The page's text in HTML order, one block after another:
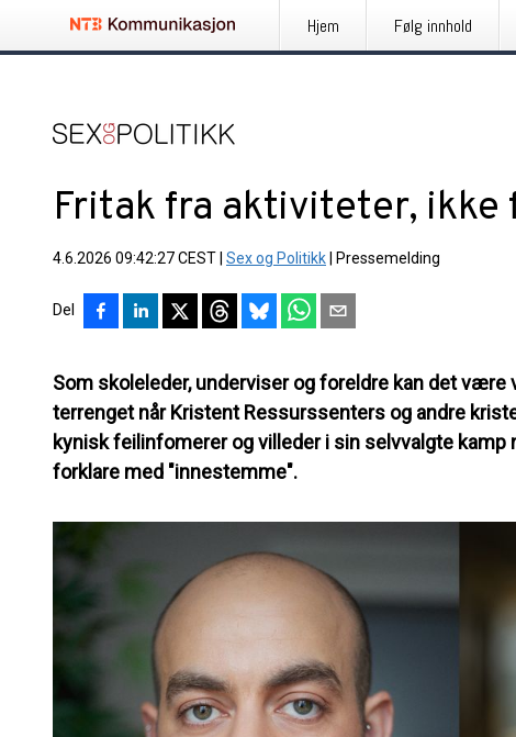
Hjem Følg innhold
Fritak fra aktiviteter, ikke
4.6.2026 09:42:27 CEST Sex og Politikk Pressemelding
Del
Som skoleleder, underviser og foreldre kan det være
terrenget når Kristent Ressurssenters og andre
kynisk feilinfomerer og villeder i sin selvvalgte kamp
forklare med "innestemme".